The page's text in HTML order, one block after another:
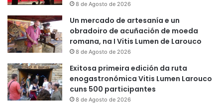
8 de Agosto de 2026
Un mercado de artesanía e un
obradoiro de acuñación de moeda
romana, na I Vitis Lumen de Larouco
8 de Agosto de 2026
Exitosa primeira edición da ruta
enogastronómica Vitis Lumen Larouco
cuns 500 participantes
8 de Agosto de 2026